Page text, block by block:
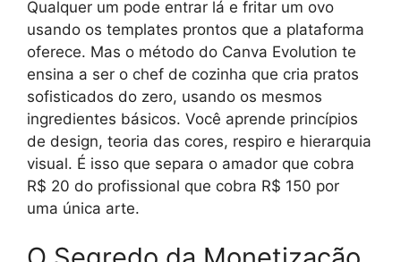
Qualquer um pode entrar lá e fritar um ovo
usando os templates prontos que a plataforma
oferece. Mas o método do Canva Evolution te
ensina a ser o chef de cozinha que cria pratos
sofisticados do zero, usando os mesmos
ingredientes básicos. Você aprende princípios
de design, teoria das cores, respiro e hierarquia
visual. É isso que separa o amador que cobra
R$ 20 do profissional que cobra R$ 150 por
uma única arte.